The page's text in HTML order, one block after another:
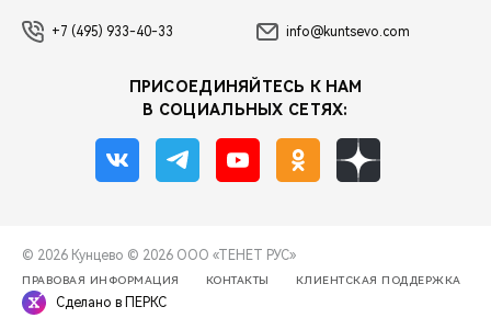
+7 (495) 933-40-33 info@kuntsevo.com
ПРИСОЕДИНЯЙТЕСЬ К НАМ
В СОЦИАЛЬНЫХ СЕТЯХ:
© 2026 Кунцево © 2026 ООО «ТЕНЕТ РУС»
ПРАВОВАЯ ИНФОРМАЦИЯ КОНТАКТЫ КЛИЕНТСКАЯ ПОДДЕРЖКА
Сделано в ПЕРКС